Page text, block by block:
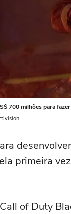
700 milhões para
primeira
of Duty